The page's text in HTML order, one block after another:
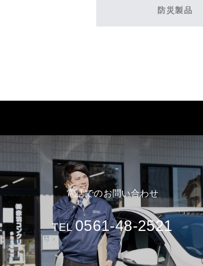
防災製品
電話でのお問い合わせ
TEL0561-48-2521